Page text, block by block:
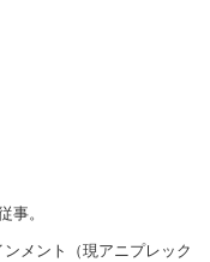
事。
メント（現アニプレック